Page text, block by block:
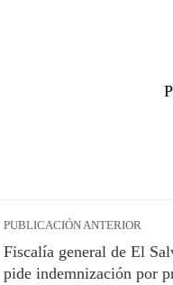
PUBLICACIÓN ANTERIOR
Fiscalía general de El
pide indemnización por